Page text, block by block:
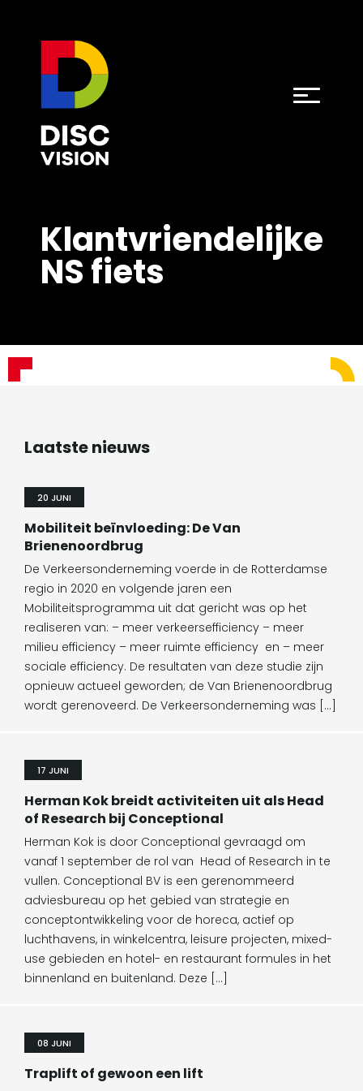
Klantvriendelijke
NS fiets
Laatste nieuws
20 JUNI
Mobiliteit beïnvloeding: De Van
Brienenoordbrug
De Verkeersonderneming voerde in de Rotterdamse
regio in 2020 en volgende jaren een
Mobiliteitsprogramma uit dat gericht was op het
realiseren van: – meer verkeersefficiency – meer
milieu efficiency – meer ruimte efficiency en – meer
sociale efficiency. De resultaten van deze studie zijn
opnieuw actueel geworden; de Van Brienenoordbrug
wordt gerenoveerd. De Verkeersonderneming was […]
17 JUNI
Herman Kok breidt activiteiten uit als Head
of Research bij Conceptional
Herman Kok is door Conceptional gevraagd om
vanaf 1 september de rol van Head of Research in te
vullen. Conceptional BV is een gerenommeerd
adviesbureau op het gebied van strategie en
conceptontwikkeling voor de horeca, actief op
luchthavens, in winkelcentra, leisure projecten, mixed-
use gebieden en hotel- en restaurant formules in het
binnenland en buitenland. Deze […]
08 JUNI
Traplift of gewoon een lift